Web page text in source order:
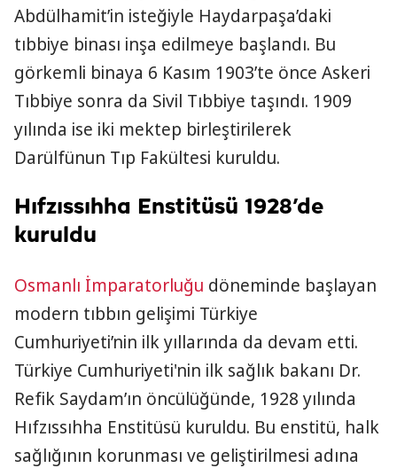
Abdülhamit’in isteğiyle Haydarpaşa’daki
tıbbiye binası inşa edilmeye başlandı. Bu
görkemli binaya 6 Kasım 1903’te önce Askeri
Tıbbiye sonra da Sivil Tıbbiye taşındı. 1909
yılında ise iki mektep birleştirilerek
Darülfünun Tıp Fakültesi kuruldu.
Hıfzıssıhha Enstitüsü 1928’de
kuruldu
Osmanlı İmparatorluğu döneminde başlayan
modern tıbbın gelişimi Türkiye
Cumhuriyeti’nin ilk yıllarında da devam etti.
Türkiye Cumhuriyeti'nin ilk sağlık bakanı Dr.
Refik Saydam’ın öncülüğünde, 1928 yılında
Hıfzıssıhha Enstitüsü kuruldu. Bu enstitü, halk
sağlığının korunması ve geliştirilmesi adına